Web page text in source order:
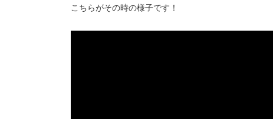
こちらがその時の様子です！